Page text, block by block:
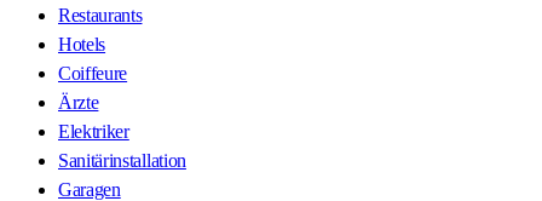
Restaurants
Hotels
Coiffeure
Ärzte
Elektriker
Sanitärinstallation
Garagen